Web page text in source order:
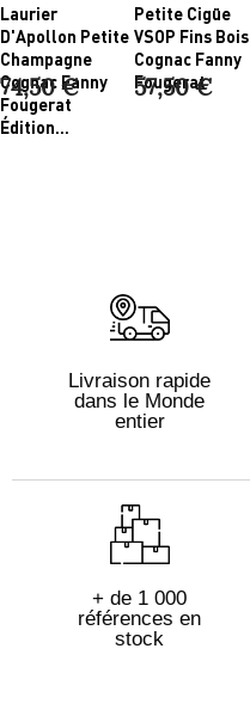
Laurier
D'Apollon Petite
Champagne
Cognac Fanny
Fougerat
Édition...
74,50 €
Petite Cigüe
VSOP Fins Bois
Cognac Fanny
Fougerat
57,50 €
Livraison rapide
dans le Monde
entier
+ de 1 000
références en
stock